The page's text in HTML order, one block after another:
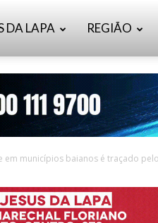
DA LAPA REGIÃO
em municípios baianos é traçado